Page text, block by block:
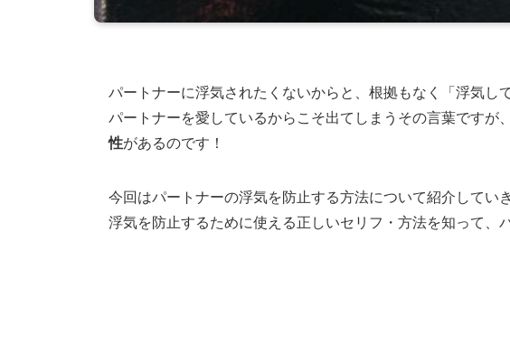
パートナーに浮気されたくないからと、根拠もなく「浮気し
パートナーを愛しているからこそ出てしまうその言葉ですが、
性があるのです！
今回はパートナーの浮気を防止する方法について紹介してい
浮気を防止するために使える正しいセリフ・方法を知って、